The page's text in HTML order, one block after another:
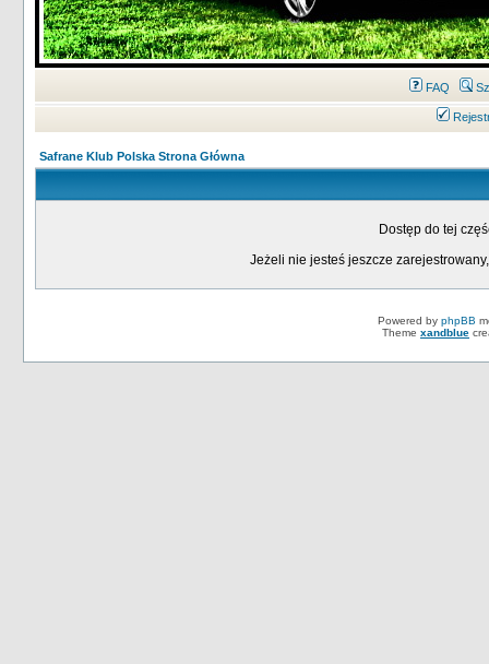
FAQ
Safrane Klub Polska Strona Główna
Dostęp do tej
Jeżeli nie jesteś jeszcze
Powered by phpBB
Theme xandblue